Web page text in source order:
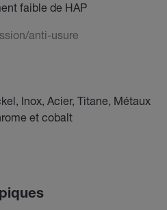
faible de HAP
anti-usure
Inox, Acier, Titane, Métaux
et cobalt